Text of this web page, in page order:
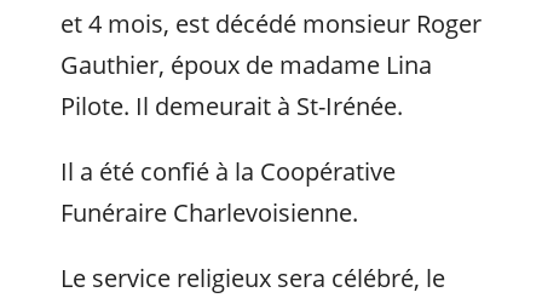
et 4 mois, est décédé monsieur Roger
Gauthier, époux de madame Lina
Pilote. Il demeurait à St-Irénée.
Il a été confié à la Coopérative
Funéraire Charlevoisienne.
Le service religieux sera célébré, le